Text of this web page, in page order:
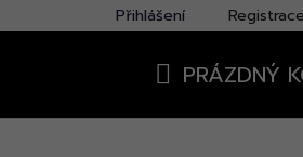
Přihlášení Registrace
PRÁZDNÝ